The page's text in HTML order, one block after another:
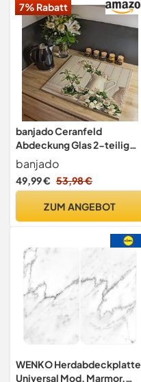
7% Rabatt
banjado Ceranfeld
Abdeckung Glas 2-teilig
60x52 cm,
Herdabdeckplatten und
Schneidebrett Küche aus
dekorativer Küchen
Stillleben Kirschblüten
banjado
49,99 € 53,98 €
ZUM ANGEBOT
WENKO Herdabdeckplatte
Universal Mod. Marmor,